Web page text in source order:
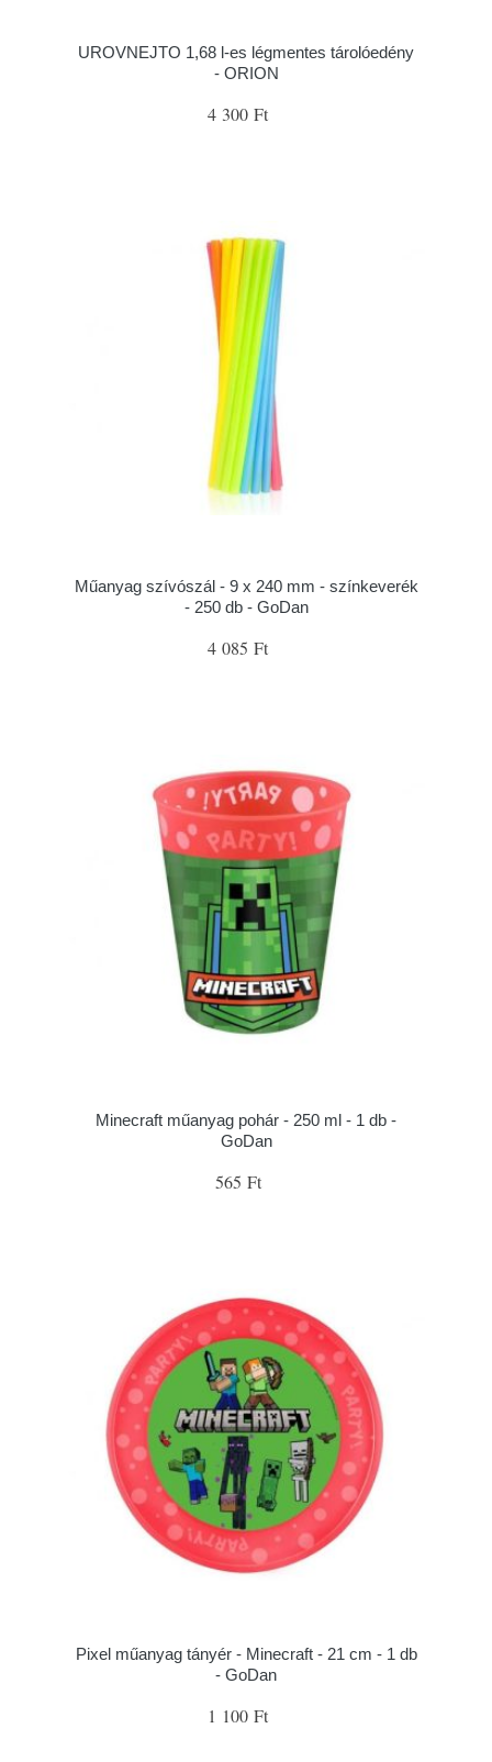
UROVNEJTO 1,68 l-es légmentes tárolóedény
- ORION
4 300 Ft
Műanyag szívószál - 9 x 240 mm - színkeverék
- 250 db - GoDan
4 085 Ft
Minecraft műanyag pohár - 250 ml - 1 db -
GoDan
565 Ft
Pixel műanyag tányér - Minecraft - 21 cm - 1 db
- GoDan
1 100 Ft